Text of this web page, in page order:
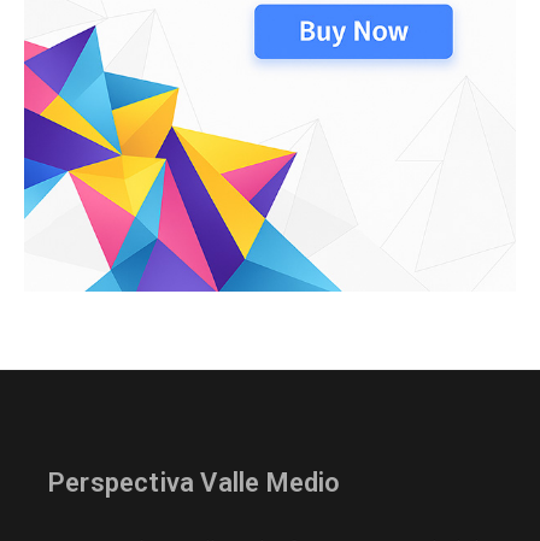
Perspectiva Valle Medio